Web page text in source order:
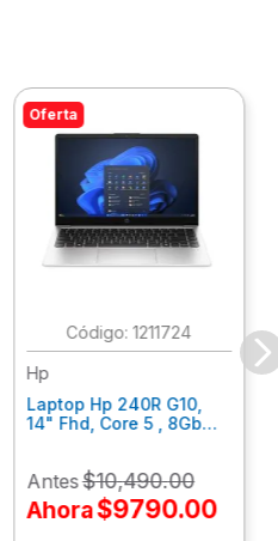
Oferta
:1211724
Hp
Laptop Hp 240R G10,
14" Fhd, Core 5 , 8Gb
Antes$10,490.00
Ahora$9790.00